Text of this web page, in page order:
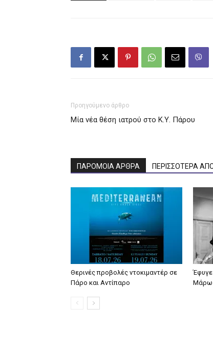
Προηγούμενο άρθρο
Μία νέα θέση ιατρού στο Κ.Υ. Πάρου
ΠΑΡΟΜΟΙΑ ΑΡΘΡΑ ΠΕΡΙΣΣΟΤΕΡΑ
Θερινές προβολές ντοκιμαντέρ σε
Πάρο και Αντίπαρο
Μάρω